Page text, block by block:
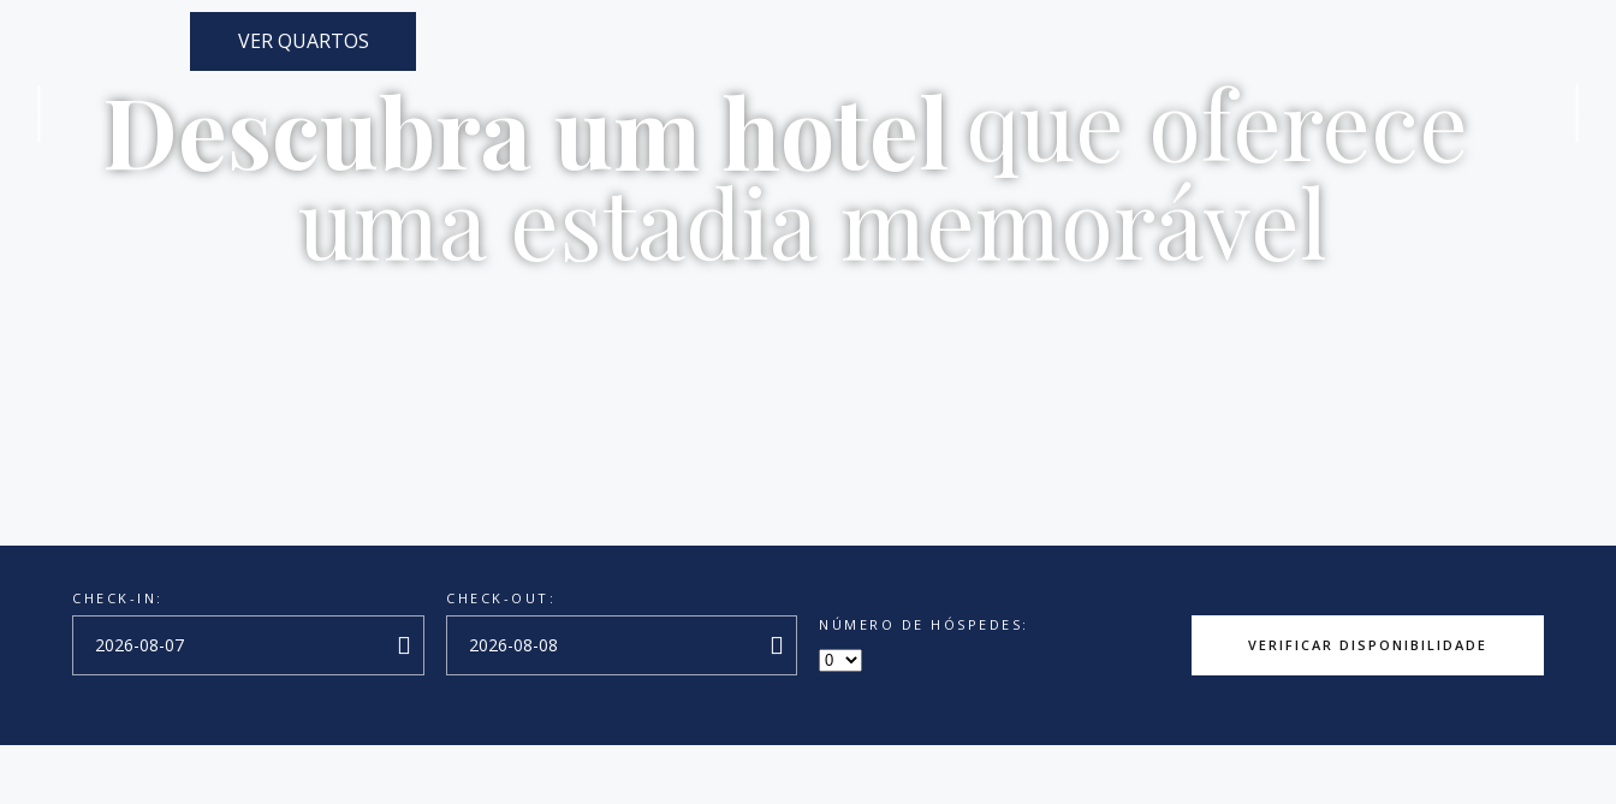
Descubra um hotel
uma estadia memorável
que oferece
VER QUARTOS
CHECK-IN:
CHECK-OUT:
NÚMERO DE HÓSPEDES:
VERIFICAR DISPONIBILIDADE